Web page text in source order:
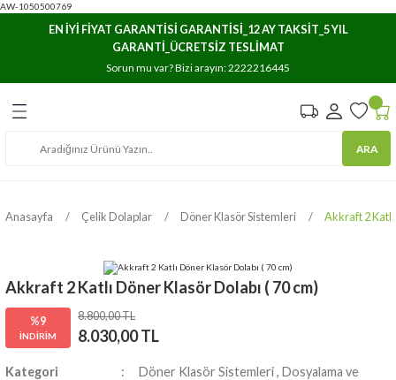
AW-1050500769
EN İYİ FİYAT GARANTİSİ GARANTİSİ_12 AY TAKSİT_5 YIL
GARANTİ_ÜCRETSİZ TESLİMAT
Sorun mu var? Bizi arayın:2222216445
ARA
Geri Dön
Geri Dön
ve Kartoteks
Geri Dön
Anasayfa Çelik Dolaplar Döner Klasör Sistemleri Akkraft 2
Akkraft 2 Katlı Döner Klasör Dolabı ( 70 cm)
%9
İNDİRİM
8.800,00 TL
8.030,00 TL
Kategori Döner Klasör Sistemleri, Dosyalama ve